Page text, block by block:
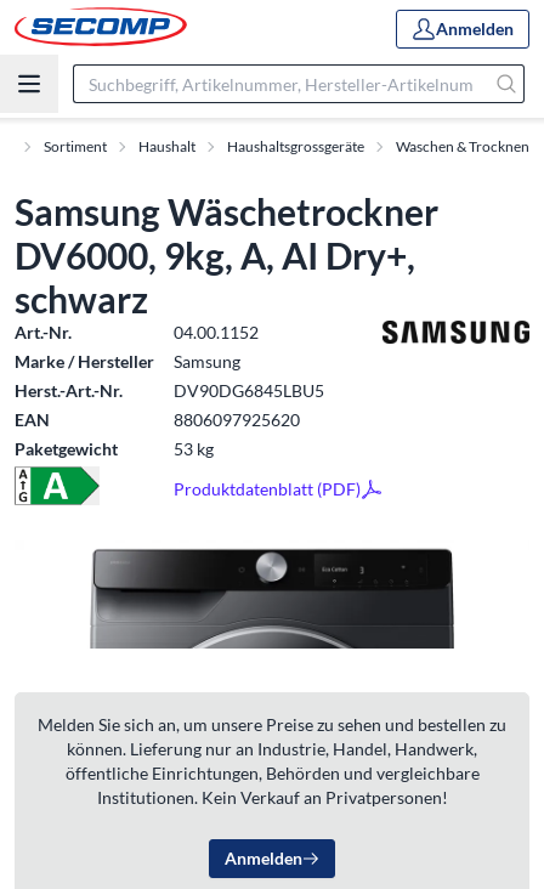
Anmelden
Sortiment Haushalt Haushaltsgrossgeräte Waschen & Trocknen
Samsung Wäschetrockner
DV6000, 9kg, A, AI Dry+,
schwarz
Art.-Nr.
04.00.1152
Marke / Hersteller
Samsung
Herst.-Art.-Nr.
DV90DG6845LBU5
EAN
8806097925620
Paketgewicht
53 kg
Produktdatenblatt (PDF)
Melden Sie sich an, um unsere Preise zu sehen und bestellen zu
können. Lieferung nur an Industrie, Handel, Handwerk,
öffentliche Einrichtungen, Behörden und vergleichbare
Institutionen. Kein Verkauf an Privatpersonen!
Anmelden